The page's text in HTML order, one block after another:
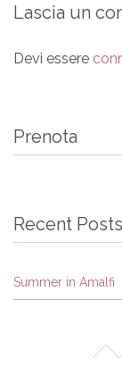
Lascia un
Devi essere
Prenota
Recent Posts
Summer in Amalfi